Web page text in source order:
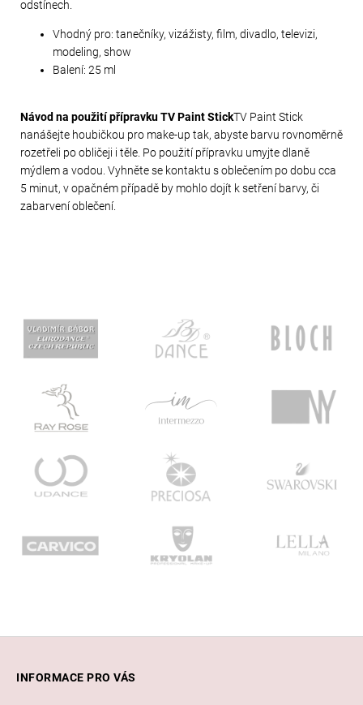
odstínech.
Vhodný pro: tanečníky, vizážisty, film, divadlo, televizi,
modeling, show
Balení: 25 ml
Návod na použití přípravku TV Paint StickTV Paint Stick
nanášejte houbičkou pro make-up tak, abyste barvu rovnoměrně
rozetřeli po obličeji i těle. Po použití přípravku umyjte dlaně
mýdlem a vodou. Vyhněte se kontaktu s oblečením po dobu cca
5 minut, v opačném případě by mohlo dojít k setření barvy, či
zabarvení oblečení.
INFORMACE PRO VÁS